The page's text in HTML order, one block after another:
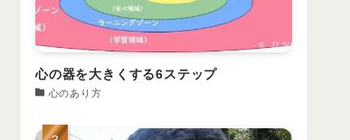
心の器を大きくする6ステップ
心のあり方